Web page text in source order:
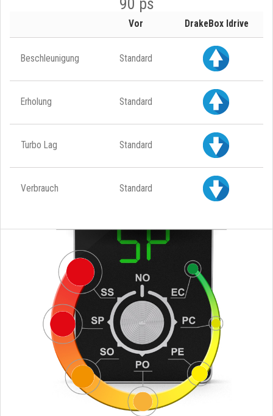
Vor DrakeBox Idrive
Beschleunigung Standard
Erholung Standard
Turbo Lag Standard
Verbrauch Standard